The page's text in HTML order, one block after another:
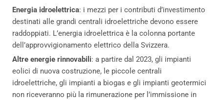
Energia idroelettrica: i mezzi per i contributi d’investimento
destinati alle grandi centrali idroelettriche devono essere
raddoppiati. L’energia idroelettrica è la colonna portante
dell’approvvigionamento elettrico della Svizzera.
Altre energie rinnovabili: a partire dal 2023, gli impianti
eolici di nuova costruzione, le piccole centrali
idroelettriche, gli impianti a biogas e gli impianti geotermici
non riceveranno più la rimunerazione per l’immissione in